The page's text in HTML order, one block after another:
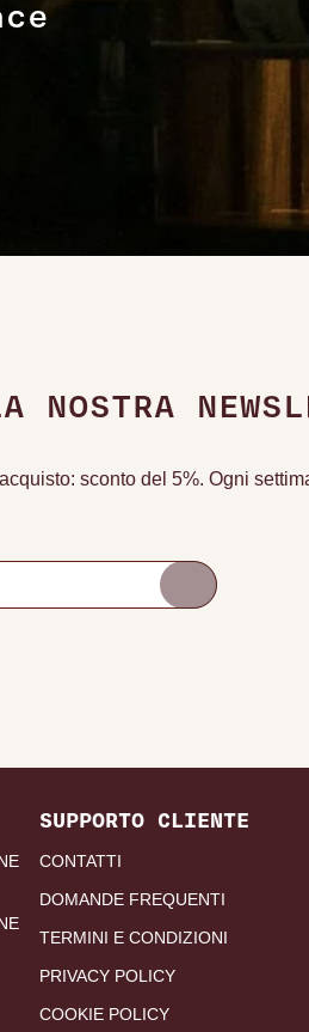
sconto del 5%. Ogni
SUPPORTO CLIENTE
CONTATTI
DOMANDE FREQUENTI
TERMINI E CONDIZIONI
PRIVACY POLICY
COOKIE POLICY